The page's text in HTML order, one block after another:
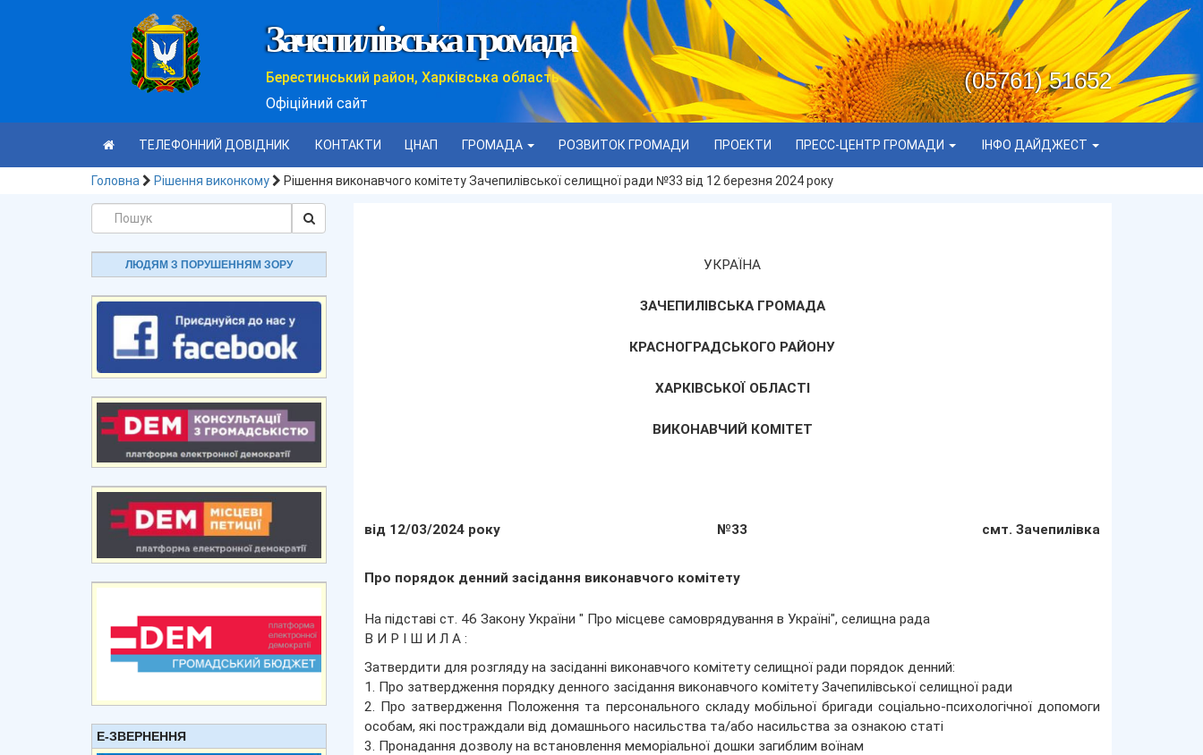
Зачепилівська громада
Берестинський район, Харківська область
Офіційний сайт
(05761) 51652
ТЕЛЕФОННИЙ ДОВІДНИК КОНТАКТИ ЦНАП ГРОМАДА РОЗВИТОК ГРОМАДИ ПРОЕКТИ ПРЕСС-ЦЕНТР ГРОМАДИ ІНФО ДАЙДЖЕСТ
Головна Рішення виконкому Рішення виконавчого комітету Зачепилівської селищної ради №33 від 12 березня 2024 року
ЛЮДЯМ З ПОРУШЕННЯМ ЗОРУ
Е-ЗВЕРНЕННЯ
УКРАЇНА
ЗАЧЕПИЛІВСЬКА ГРОМАДА
КРАСНОГРАДСЬКОГО РАЙОНУ
ХАРКІВСЬКОЇ ОБЛАСТІ
ВИКОНАВЧИЙ КОМІТЕТ
від 12/03/2024 року №33 смт. Зачепилівка
Про порядок денний засідання виконавчого комітету
На підставі ст. 46 Закону України " Про місцеве самоврядування в Україні", селищна рада
В И Р І Ш И Л А :
Затвердити для розгляду на засіданні виконавчого комітету селищної ради порядок денний:
1. Про затвердження порядку денного засідання виконавчого комітету Зачепилівської селищної ради
2. Про затвердження Положення та персонального складу мобільної бригади соціально-психологічної допомоги
особам, які постраждали від домашнього насильства та/або насильства за ознакою статі
3. Пронадання дозволу на встановлення меморіальної дошки загиблим воїнам